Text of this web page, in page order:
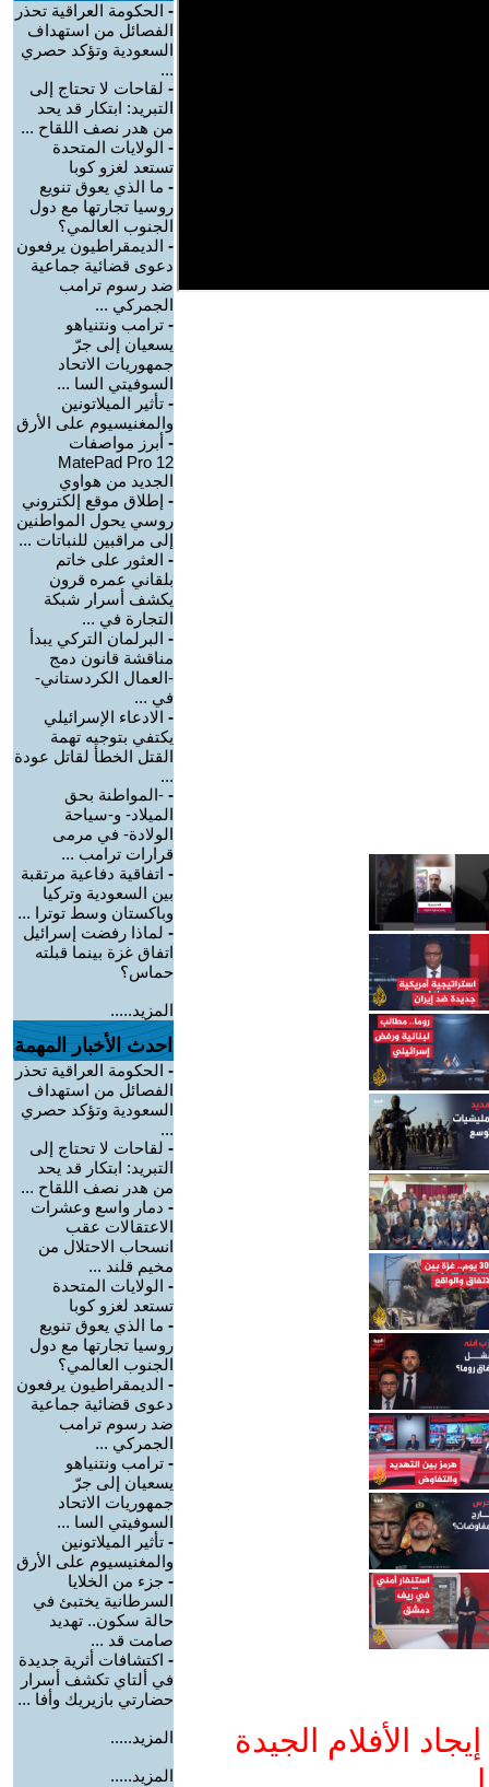
الأفلام الجيدة
- الحكومة العراقية تحذر
الفصائل من استهداف
السعودية وتؤكد حصري
...
- لقاحات لا تحتاج إلى
التبريد: ابتكار قد يحد
من هدر نصف اللقاح ...
- الولايات المتحدة
تستعد لغزو كوبا
- ما الذي يعوق تنويع
روسيا تجارتها مع دول
الجنوب العالمي؟
- الديمقراطيون يرفعون
دعوى قضائية جماعية
ضد رسوم ترامب
الجمركي ...
- ترامب ونتنياهو
يسعيان إلى جرّ
جمهوريات الاتحاد
السوفيتي السا ...
- تأثير الميلاتونين
والمغنيسيوم على الأرق
- أبرز مواصفات
MatePad Pro 12
الجديد من هواوي
- إطلاق موقع إلكتروني
روسي يحول المواطنين
إلى مراقبين للنباتات ...
- العثور على خاتم
بلقاني عمره قرون
يكشف أسرار شبكة
التجارة في ...
- البرلمان التركي يبدأ
مناقشة قانون دمج
-العمال الكردستاني-
في ...
- الادعاء الإسرائيلي
يكتفي بتوجيه تهمة
القتل الخطأ لقاتل عودة
...
- -المواطنة بحق
الميلاد- و-سياحة
الولادة- في مرمى
قرارات ترامب ...
- اتفاقية دفاعية مرتقبة
بين السعودية وتركيا
وباكستان وسط توترا ...
- لماذا رفضت إسرائيل
اتفاق غزة بينما قبلته
حماس؟
المزيد.....
احدث الأخبار المهمة
- الحكومة العراقية تحذر
الفصائل من استهداف
السعودية وتؤكد حصري
...
- لقاحات لا تحتاج إلى
التبريد: ابتكار قد يحد
من هدر نصف اللقاح ...
- دمار واسع وعشرات
الاعتقالات عقب
انسحاب الاحتلال من
مخيم قلند ...
- الولايات المتحدة
تستعد لغزو كوبا
- ما الذي يعوق تنويع
روسيا تجارتها مع دول
الجنوب العالمي؟
- الديمقراطيون يرفعون
دعوى قضائية جماعية
ضد رسوم ترامب
الجمركي ...
- ترامب ونتنياهو
يسعيان إلى جرّ
جمهوريات الاتحاد
السوفيتي السا ...
- تأثير الميلاتونين
والمغنيسيوم على الأرق
- جزء من الخلايا
السرطانية يختبئ في
حالة سكون.. تهديد
صامت قد ...
- اكتشافات أثرية جديدة
في ألتاي تكشف أسرار
حضارتي بازيريك وأفا ...
المزيد.....
المزيد.....